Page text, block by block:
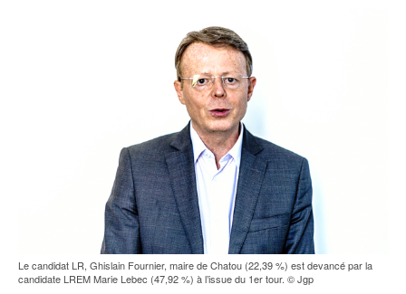
Le candidat LR, Ghislain Fournier, maire de Chatou (22,39 %) est devancé par la
candidate LREM Marie Lebec (47,92 %) à l’issue du 1er tour. © Jgp